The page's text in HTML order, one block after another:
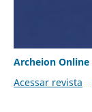
Archeion Online
Acessar revista